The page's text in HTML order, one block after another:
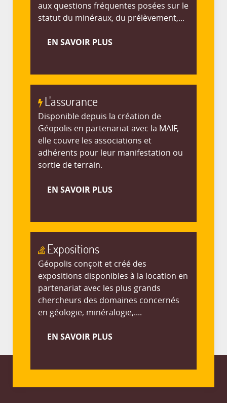
aux questions fréquentes posées sur le
statut du minéraux, du prélèvement,...
EN SAVOIR PLUS
L'assurance
Disponible depuis la création de
Géopolis en partenariat avec la MAIF,
elle couvre les associations et
adhérents pour leur manifestation ou
sortie de terrain.
EN SAVOIR PLUS
Expositions
Géopolis conçoit et créé des
expositions disponibles à la location en
partenariat avec les plus grands
chercheurs des domaines concernés
en géologie, minéralogie,....
EN SAVOIR PLUS